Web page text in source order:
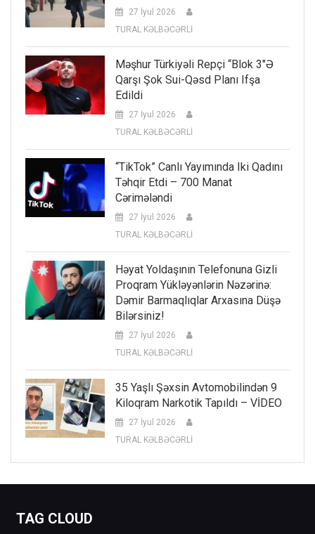
27 İyul 2026
TURAL KƏLBƏCƏRLİ
Məşhur Türkiyəli Repçi “Blok 3″ə
Qarşı Şok Sui-Qəsd Planı Ifşa
Edildi
27 İyul 2026
TURAL KƏLBƏCƏRLİ
“TikTok” Canlı Yayımında Iki Qadını
Təhqir Etdi – 700 Manat
Cərimələndi
27 İyul 2026
TURAL KƏLBƏCƏRLİ
Həyat Yoldaşının Telefonuna Gizli
Proqram Yükləyənlərin Nəzərinə:
Dəmir Barmaqlıqlar Arxasına Düşə
Bilərsiniz!
27 İyul 2026
TURAL KƏLBƏCƏRLİ
35 Yaşlı Şəxsin Avtomobilindən 9
Kiloqram Narkotik Tapıldı – VİDEO
27 İyul 2026
TURAL KƏLBƏCƏRLİ
TAG CLOUD